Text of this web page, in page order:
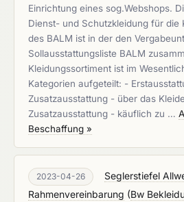
Einrichtung eines sog.Webshops.
Dienst- und Schutzkleidung für die
des BALM ist in der den
Sollausstattungsliste BALM
Kleidungssortiment ist im
Kategorien aufgeteilt: -
Zusatzausstattung - über das
Zusatzausstattung - käuflich zu …
Beschaffung »
2023-04-26
Seglerstiefel
Rahmenvereinbarung (Bw